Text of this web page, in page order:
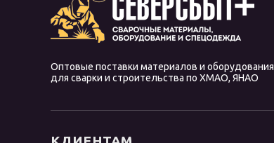
Оптовые поставки материалов и оборудования
для сварки и строительства по ХМАО, ЯНАО